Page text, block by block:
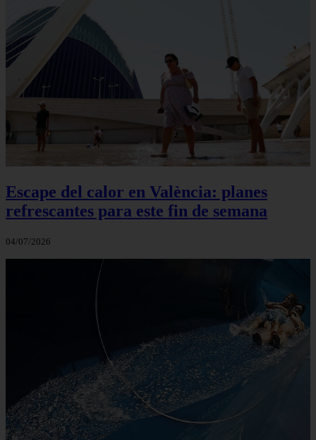
Escape del calor en València: planes
refrescantes para este fin de semana
04/07/2026